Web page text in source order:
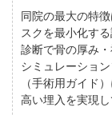
同院の最大の特
スクを最小化す
診断で骨の厚み
シミュレーショ
（手術用ガイド）
高い埋入を実現し